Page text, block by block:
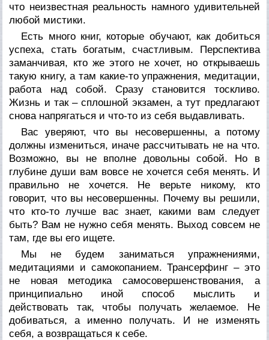
что неизвестная реальность намного удивительней
любой мистики.
Есть много книг, которые обучают, как добиться
успеха, стать богатым, счастливым. Перспектива
заманчивая, кто же этого не хочет, но открываешь
такую книгу, а там какие-то упражнения, медитации,
работа над собой. Сразу становится тоскливо.
Жизнь и так – сплошной экзамен, а тут предлагают
снова напрягаться и что-то из себя выдавливать.
Вас уверяют, что вы несовершенны, а потому
должны измениться, иначе рассчитывать не на что.
Возможно, вы не вполне довольны собой. Но в
глубине души вам вовсе не хочется себя менять. И
правильно не хочется. Не верьте никому, кто
говорит, что вы несовершенны. Почему вы решили,
что кто-то лучше вас знает, какими вам следует
быть? Вам не нужно себя менять. Выход совсем не
там, где вы его ищете.
Мы не будем заниматься упражнениями,
медитациями и самокопанием. Трансерфинг – это
не новая методика самосовершенствования, а
принципиально иной способ мыслить и
действовать так, чтобы получать желаемое. Не
добиваться, а именно получать. И не изменять
себя, а возвращаться к себе.